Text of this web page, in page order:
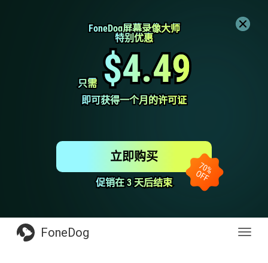
FoneDog屏幕录像大师
FoneDog屏幕录像大师
特别优惠
特别优惠
只需
只需 $4.49
$4.49
即可获得一个月的许可证
即可获得一个月的许可证
促销在 3 天后结束
促销在 3 天后结束
立即购买
FoneDog